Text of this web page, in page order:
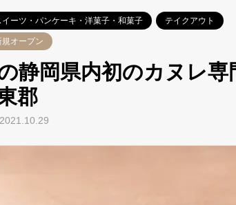
イーツ・パンケーキ・洋菓子・和菓子 テイクアウト
規オープン
静岡県内初のカヌレ専
郡